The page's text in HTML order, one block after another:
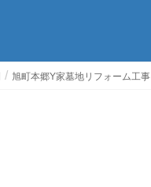
旭町本郷Y家墓地リフォーム工事